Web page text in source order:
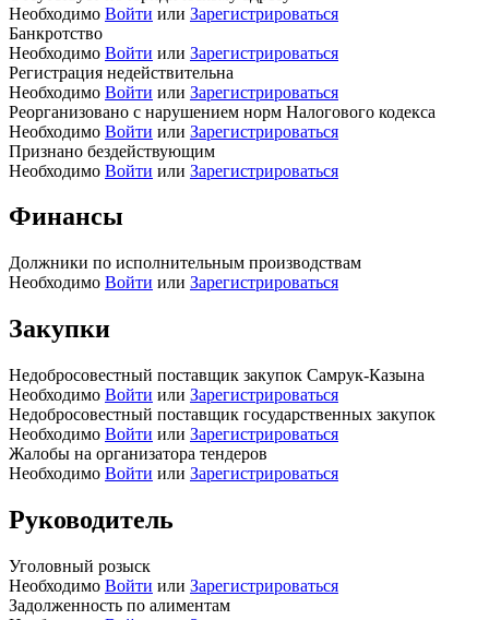
Необходимо Войти или Зарегистрироваться
Банкротство
Необходимо Войти или Зарегистрироваться
Регистрация недействительна
Необходимо Войти или Зарегистрироваться
Реорганизовано с нарушением норм Налогового кодекса
Необходимо Войти или Зарегистрироваться
Признано бездействующим
Необходимо Войти или Зарегистрироваться
Финансы
Должники по исполнительным производствам
Необходимо Войти или Зарегистрироваться
Закупки
Недобросовестный поставщик закупок Самрук-Казына
Необходимо Войти или Зарегистрироваться
Недобросовестный поставщик государственных закупок
Необходимо Войти или Зарегистрироваться
Жалобы на организатора тендеров
Необходимо Войти или Зарегистрироваться
Руководитель
Уголовный розыск
Необходимо Войти или Зарегистрироваться
Задолженность по алиментам